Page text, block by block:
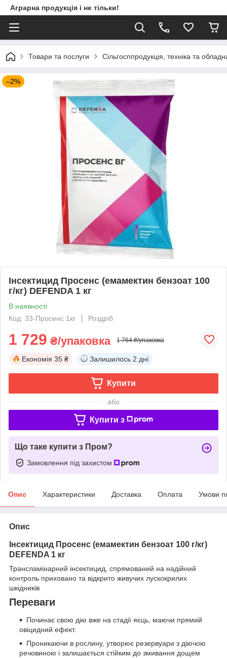
Аграрна продукція і не тільки!
Товари та послуги Сільгосппродукція, техніка та
–2%
Інсектицид Просенс (емамектин бензоат 100
г/кг) DEFENDA 1 кг
В наявності
Код: 33-Просенс 1кг
Роздріб
1 729 ₴/упаковка 1 764 ₴/упаковка
Економія 35 ₴ Залишилось 2 дні
Купити
або
Купити з
Що таке купити з Пром?
Замовлення під захистом
Опис Характеристики Доставка Оплата Умови
Опис
Інсектицид Просенс (емамектин бензоат 100 г/кг)
DEFENDA 1 кг
Трансламінарний інсектицид, спрямований на надійний
контроль приховано та відкрито живучих лускокрилих
шкідників
Переваги
Починає свою дію вже на стадії яєць, маючи прямий
овіцидний ефект.
Проникаючи в рослину, утворює резервуари з діючою
речовиною і залишається стійким до змивання дощем